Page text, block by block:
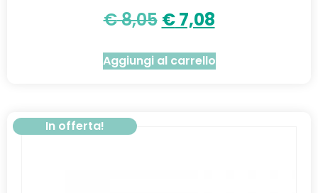
€8,05 €7,08
Aggiungi al carrello
In offerta!